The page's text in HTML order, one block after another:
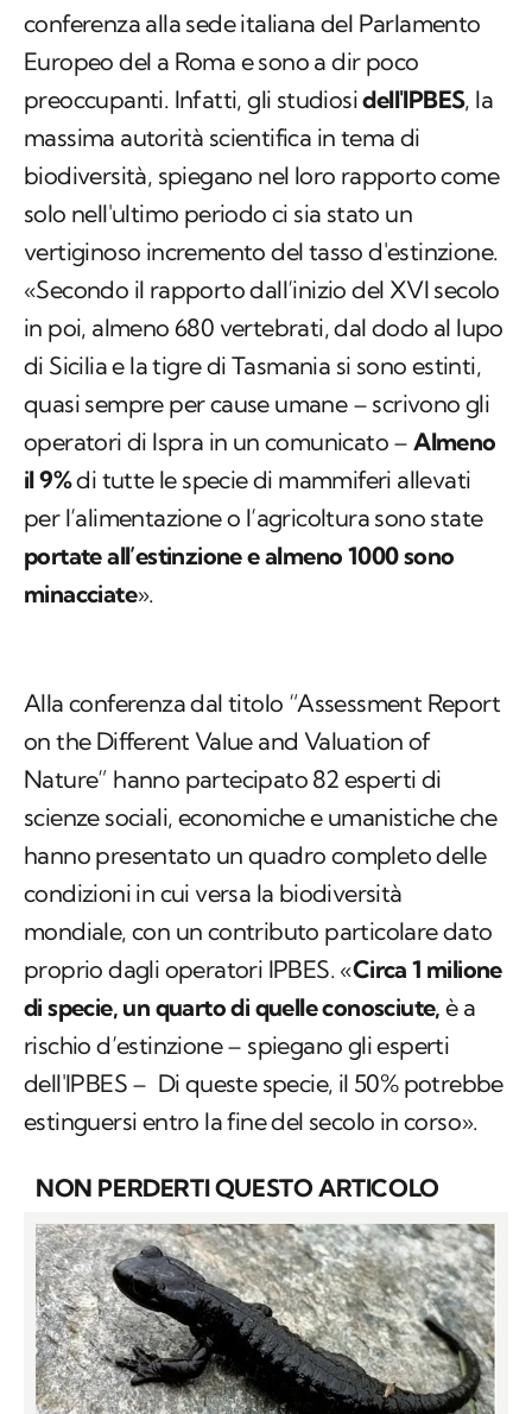
conferenza alla sede italiana del Parlamento
Europeo del a Roma e sono a dir poco
preoccupanti. Infatti, gli studiosidell'IPBES, la
massima autorità scientifica in tema di
biodiversità, spiegano nel loro rapporto come
solo nell'ultimo periodo ci sia stato un
vertiginoso incremento del tasso d'estinzione.
«Secondo il rapporto dall’inizio del XVI secolo
in poi, almeno 680 vertebrati, dal dodo al lupo
di Sicilia e la tigre di Tasmania si sono estinti,
quasi sempre per cause umane – scrivono gli
operatori di Ispra in un comunicato – Almeno
il 9%di tutte le specie di mammiferi allevati
per l’alimentazione o l’agricoltura sono state
portate all’estinzione e almeno 1000 sono
minacciate».
Alla conferenza dal titolo “Assessment Report
on the Different Value and Valuation of
Nature” hanno partecipato 82 esperti di
scienze sociali, economiche e umanistiche che
hanno presentato un quadro completo delle
condizioni in cui versa la biodiversità
mondiale, con un contributo particolare dato
proprio dagli operatori IPBES. «Circa 1 milione
di specie, un quarto di quelle conosciute, è a
rischio d’estinzione – spiegano gli esperti
dell'IPBES – Di queste specie, il 50% potrebbe
estinguersi entro la fine del secolo in corso».
NON PERDERTI QUESTO ARTICOLO